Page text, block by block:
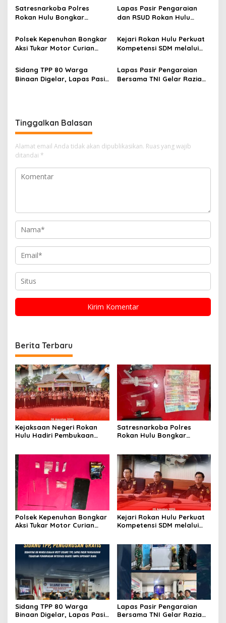
Lingkungan Hidup
Satresnarkoba Polres
Rokan Hulu Bongkar
Pelaku Ditangkap di
Perkebunan Sawit
Lapas Pasir Pengaraian
dan RSUD Rokan Hulu
Darah untuk Kemanusiaan
Polsek Kepenuhan Bongkar
Aksi Tukar Motor Curian
Diamankan
Kejari Rokan Hulu Perkuat
Kompetensi SDM melalui
Corporate University
Bidang Perencanaan 2026
Sidang TPP 80 Warga
Binaan Digelar, Lapas Pasir
Lapas Pasir Pengaraian
Bersama TNI Gelar Razia
Tinggalkan Balasan
Alamat email Anda tidak akan dipublikasikan. Ruas yang wajib
ditandai *
Berita Terbaru
Kejaksaan Negeri Rokan
Hulu Hadiri Pembukaan
Hulu 2026
Satresnarkoba Polres
Rokan Hulu Bongkar
Perkebunan Sawit
Polsek Kepenuhan Bongkar
Aksi Tukar Motor Curian
Kejari Rokan Hulu Perkuat
Kompetensi SDM melalui
Bidang Perencanaan 2026
Sidang TPP 80 Warga
Binaan Digelar, Lapas Pasir
Lapas Pasir Pengaraian
Bersama TNI Gelar Razia